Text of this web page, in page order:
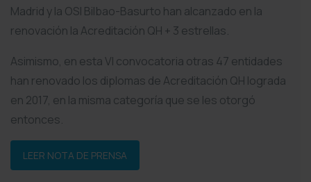
Madrid y la OSI Bilbao-Basurto han alcanzado en la
renovación la Acreditación QH + 3 estrellas.
Asimismo, en esta VI convocatoria otras 47 entidades
han renovado los diplomas de Acreditación QH lograda
en 2017, en la misma categoría que se les otorgó
entonces.
LEER NOTA DE PRENSA